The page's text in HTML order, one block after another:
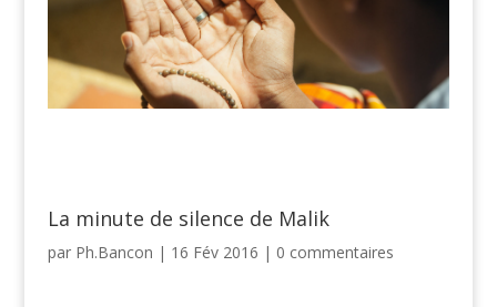
La minute de silence de Malik
par Ph.Bancon | 16 Fév 2016 | 0 commentaires